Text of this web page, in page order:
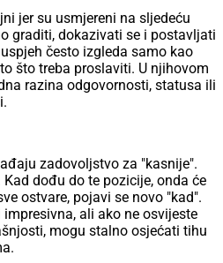
jer su usmjereni na sljedeću
graditi, dokazivati se i postavljati
često izgleda samo kao
što treba proslaviti. U njihovom
razina odgovornosti, statusa ili
zadovoljstvo za "kasnije".
dođu do te pozicije, onda će
ostvare, pojavi se novo "kad".
ali ako ne osvijeste
mogu stalno osjećati tihu